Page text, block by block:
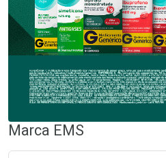
Marca EMS